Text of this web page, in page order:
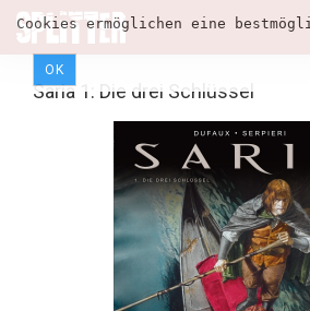
Cookies ermöglichen eine
OK
Saria 1: Die drei Schlüssel